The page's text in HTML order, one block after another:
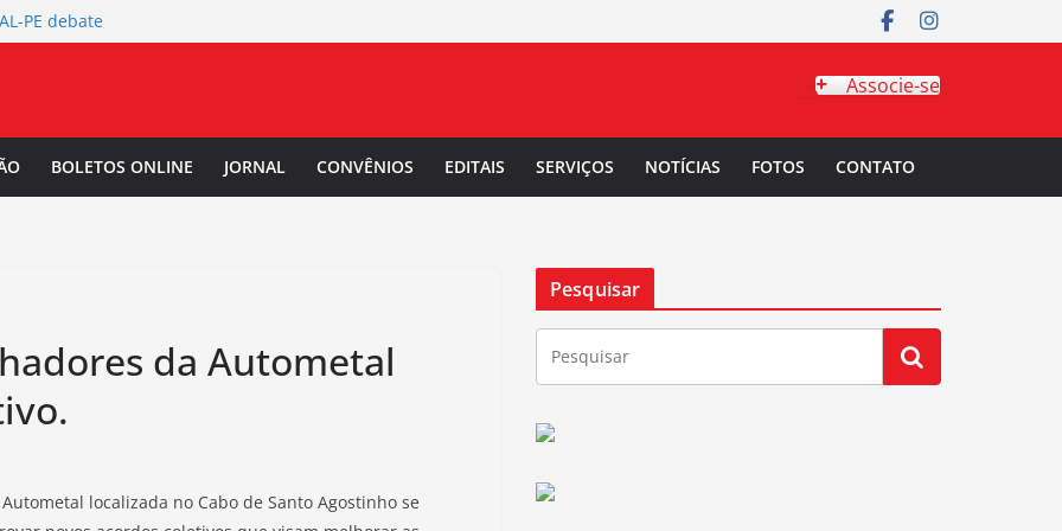
PE debate
Mulher Negra
da
Salarial
Associe-se
BOLETOS ONLINE JORNAL CONVÊNIOS EDITAIS SERVIÇOS NOTÍCIAS FOTOS CONTATO
da Autometal
localizada no Cabo de Santo Agostinho se
Pesquisar